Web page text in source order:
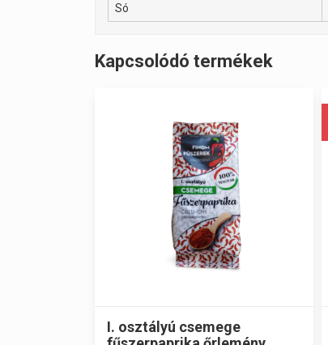
Só
Kapcsolódó termékek
I. osztályú csemege